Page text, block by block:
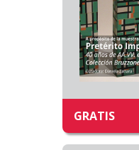
GRATIS